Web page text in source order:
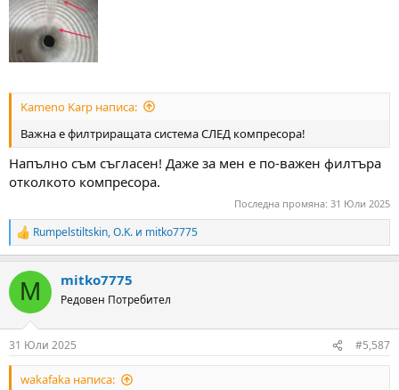
Kameno Karp написа:
Важна е филтриращата система СЛЕД компресора!
Напълно съм съгласен! Даже за мен е по-важен филтъра
отколкото компресора.
Последна промяна: 31 Юли 2025
R
e
c
i
s
:
Rumpelstiltskin,O.K. и mitko7775
M mitko7775
Редовен Потребител
31 Юли 2025 #5,587
wakafaka написа: